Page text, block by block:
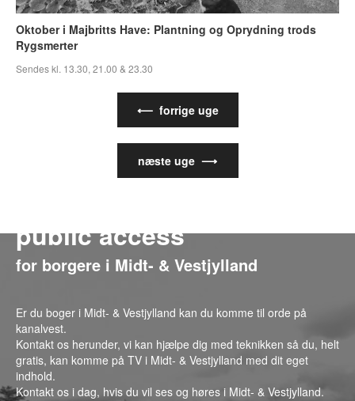
Oktober i Majbritts Have: Plantning og Oprydning trods
Rygsmerter
Sendes kl. 13.30, 21.00 & 23.30
⟵ forrige uge
næste uge ⟶
public access
for borgere i Midt- & Vestjylland
Er du boger i Midt- & Vestjylland kan du komme til orde på
kanalvest.
Kontakt os herunder, vi kan hjælpe dig med teknikken så du, helt
gratis, kan komme på TV i Midt- & Vestjylland med dit eget
indhold.
Kontakt os i dag, hvis du vil ses og høres i Midt- & Vestjylland.